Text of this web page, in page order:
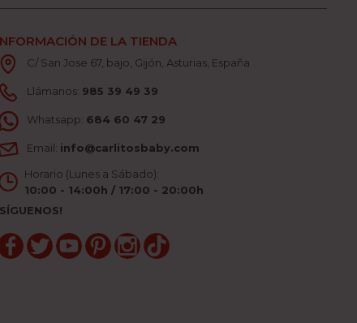
DE LA TIENDA
C/ San Jose 67, bajo, Gijón, Asturias, España
Llámanos: 985 39 49 39
Whatsapp: 684 60 47 29
Email: info@carlitosbaby.com
Horario (Lunes a Sábado):
10:00 - 14:00h / 17:00 - 20:00h
Facebook
TwitterYouTubePinterestInstagram
TikTok